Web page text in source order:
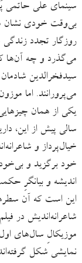
سینمای علی حاتمی
بی‌وقت خودی نشان
روزگار تجدد زندگی
می‌گذرد و چه آن‌ها
سیدفخرالدین
می‌پرورانند. اما
یکی از همان
سالی پیش از این،
خیال‌پرداز و
خود برگزید و بی‌خود
اندیشه و بیانگرِ
این است که آن
شاعرانه‌اندیش در
موزیکالِ سال‌های
نمایشی شکل